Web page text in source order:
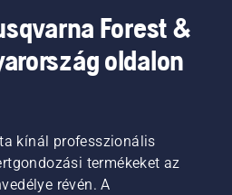
Forest &
oldalon
kínál professzionális
termékeket az
révén. A